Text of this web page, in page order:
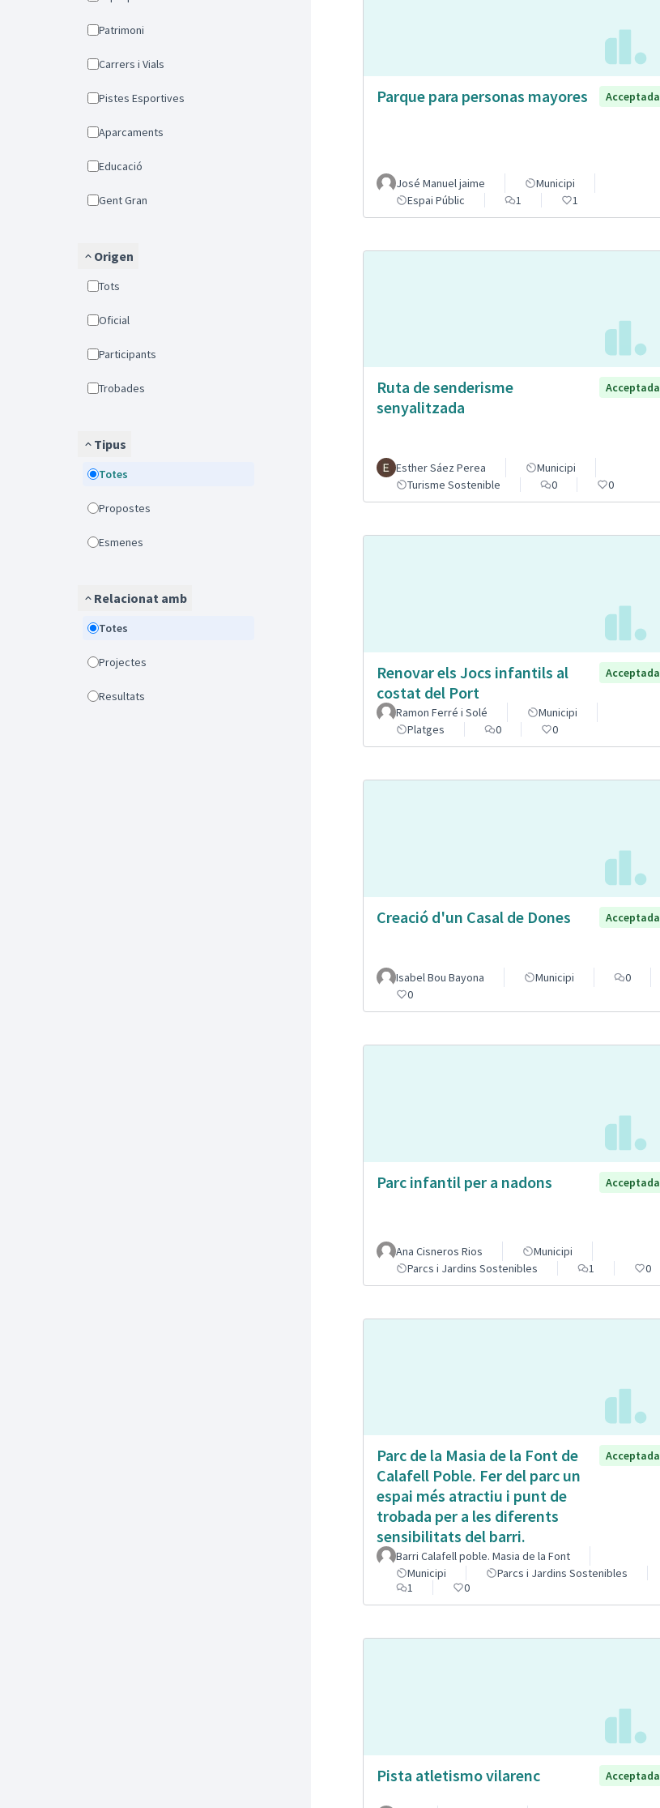
Patrimoni
Carrers i Vials
Pistes Esportives
Aparcaments
Educació
Gent Gran
Origen
Tots
Oficial
Participants
Trobades
Tipus
Totes
Propostes
Esmenes
Relacionat amb
Totes
Projectes
Resultats
Parque para personas mayores Acceptada
José Manuel jaime
Municipi
Espai Públic
1 1
Ruta de senderisme
senyalitzada
Acceptada
Esther Sáez Perea
Municipi
Turisme Sostenible
0 0
Renovar els Jocs infantils al
costat del Port
Acceptada
Ramon Ferré i Solé
Municipi
Platges
0 0
Creació d'un Casal de Dones Acceptada
Isabel Bou Bayona Municipi
0
0
Parc infantil per a nadons Acceptada
Ana Cisneros Rios
Municipi
Parcs i Jardins Sostenibles
1 0
Parc de la Masia de la Font de
Calafell Poble. Fer del parc un
espai més atractiu i punt de
trobada per a les diferents
sensibilitats del barri.
Acceptada
Barri Calafell poble. Masia de la Font
Municipi
Parcs i Jardins Sostenibles
1
0
Pista atletismo vilarenc Acceptada